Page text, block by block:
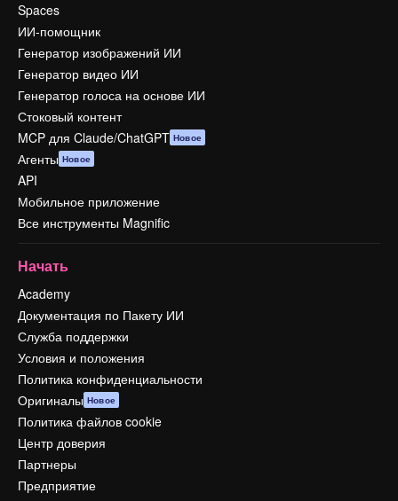
Spaces
ИИ-помощник
Генератор изображений ИИ
Генератор видео ИИ
Генератор голоса на основе ИИ
Стоковый контент
MCP для Claude/ChatGPT Новое
Агенты Новое
API
Мобильное приложение
Все инструменты Magnific
Начать
Academy
Документация по Пакету ИИ
Служба поддержки
Условия и положения
Политика конфиденциальности
Оригиналы Новое
Политика файлов cookie
Центр доверия
Партнеры
Предприятие